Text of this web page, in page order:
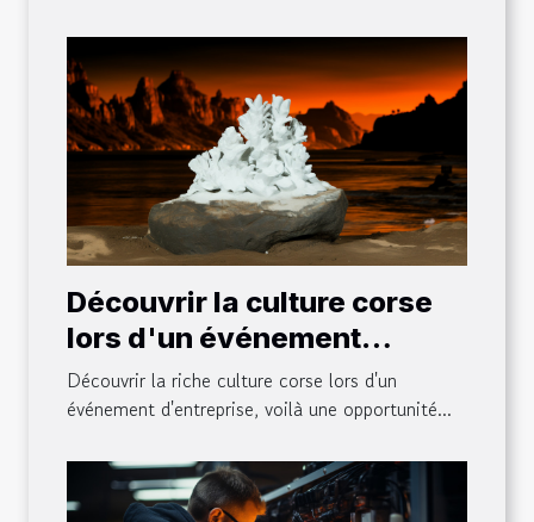
Découvrir la culture corse
lors d'un événement
d'entreprise
Découvrir la riche culture corse lors d'un
événement d'entreprise, voilà une opportunité...